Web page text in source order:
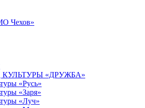
Чехов»
«ДРУЖБА»
«Русь»
«Заря»
«Луч»